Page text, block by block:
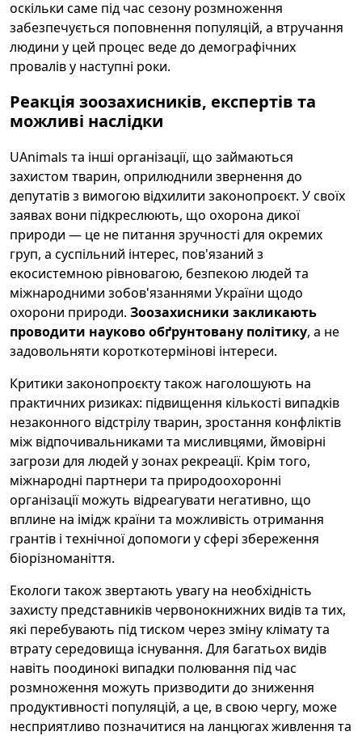
оскільки саме під час сезону розмноження
забезпечується поповнення популяцій, а втручання
людини у цей процес веде до демографічних
провалів у наступні роки.
Реакція зоозахисників, експертів та
можливі наслідки
UAnimals та інші організації, що займаються
захистом тварин, оприлюднили звернення до
депутатів з вимогою відхилити законопроєкт. У своїх
заявах вони підкреслюють, що охорона дикої
природи — це не питання зручності для окремих
груп, а суспільний інтерес, пов'язаний з
екосистемною рівновагою, безпекою людей та
міжнародними зобов'язаннями України щодо
охорони природи. Зоозахисники закликають
проводити науково обґрунтовану політику, а не
задовольняти короткотермінові інтереси.
Критики законопроєкту також наголошують на
практичних ризиках: підвищення кількості випадків
незаконного відстрілу тварин, зростання конфліктів
між відпочивальниками та мисливцями, ймовірні
загрози для людей у зонах рекреації. Крім того,
міжнародні партнери та природоохоронні
організації можуть відреагувати негативно, що
вплине на імідж країни та можливість отримання
грантів і технічної допомоги у сфері збереження
біорізноманіття.
Екологи також звертають увагу на необхідність
захисту представників червонокнижних видів та тих,
які перебувають під тиском через зміну клімату та
втрату середовища існування. Для багатьох видів
навіть поодинокі випадки полювання під час
розмноження можуть призводити до зниження
продуктивності популяцій, а це, в свою чергу, може
несприятливо позначитися на ланцюгах живлення та